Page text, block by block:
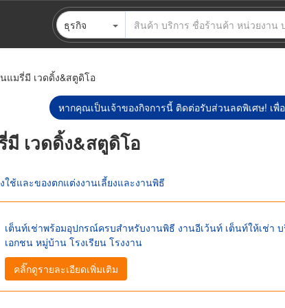
ธุรกิจ
แมรี่มี เวดดิ้ง&สตูดิโอ
หากคุณเป็นเจ้าของกิจการนี้ ติดต่อรับส่วนลดพิเศษ! เพื่
มี เวดดิ้ง&สตูดิโอ
ใช้และของตกแต่งงานเลี้ยงและงานพิธี
เต็นท์เช่าพร้อมอุปกรณ์ครบสำหรับงานพิธี งานอีเว้นท์ เต็นท์ให้เช่า
เอกชน หมู่บ้าน โรงเรียน โรงงาน
คลิ๊กดูรายละเอียดเพิ่มเติม